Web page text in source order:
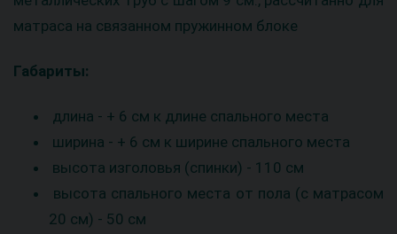
матраса на связанном пружинном блоке
Габариты:
длина - + 6 см к длине спального места
ширина - + 6 см к ширине спального места
высота изголовья (спинки) - 110 см
высота спального места от пола (с матрасом
20 см) - 50 см